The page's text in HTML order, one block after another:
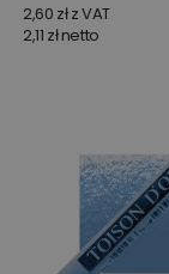
2,60 zł z VAT
2,11 zł netto